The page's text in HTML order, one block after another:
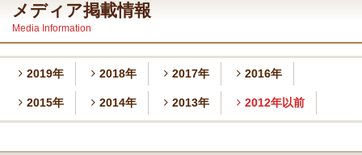
メディア掲載情報
Media Information
2019年 2018年 2017年 2016年
2015年 2014年 2013年 2012年以前